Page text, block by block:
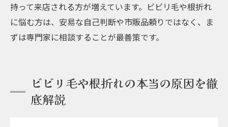
持って来店される方が増えています。ビビリ毛や根折れ
に悩む方は、安易な自己判断や市販品頼りではなく、ま
ずは専門家に相談することが最善策です。
ビビリ毛や根折れの本当の原因を徹
底解説